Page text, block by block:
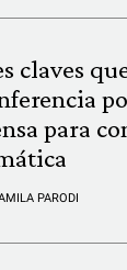
claves
para
PARODI